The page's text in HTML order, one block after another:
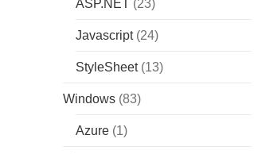
ASP.NET (23)
Javascript(24)
StyleSheet(13)
Windows (83)
Azure (1)